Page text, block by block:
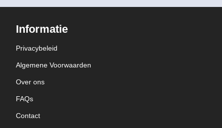
Informatie
Privacybeleid
Algemene Voorwaarden
Over ons
FAQs
Contact